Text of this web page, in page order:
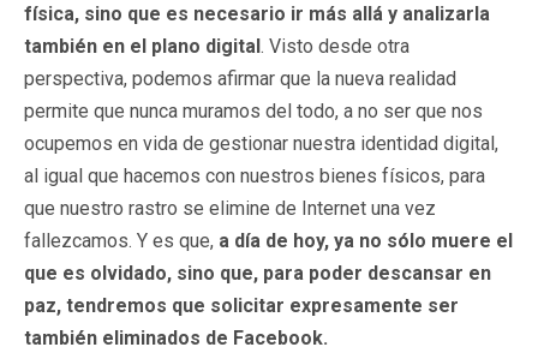
física, sino que es necesario ir más allá y analizarla
también en el plano digital. Visto desde otra
perspectiva, podemos afirmar que la nueva realidad
permite que nunca muramos del todo, a no ser que nos
ocupemos en vida de gestionar nuestra identidad digital,
al igual que hacemos con nuestros bienes físicos, para
que nuestro rastro se elimine de Internet una vez
fallezcamos. Y es que, a día de hoy, ya no sólo muere el
que es olvidado, sino que, para poder descansar en
paz, tendremos que solicitar expresamente ser
también eliminados de Facebook.